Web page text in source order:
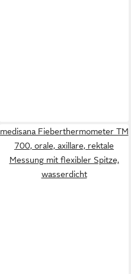
medisana Fieberthermometer TM
700, orale, axillare, rektale
Messung mit flexibler Spitze,
wasserdicht